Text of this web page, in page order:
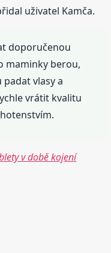
uživatel Kamča.
doporučenou
maminky berou,
vlasy a
vrátit kvalitu
v době kojení